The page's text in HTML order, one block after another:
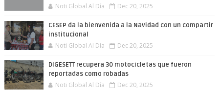
Noti Global Al Día Dec 20, 2025
CESEP da la bienvenida a la Navidad con un compartir
institucional
Noti Global Al Día Dec 20, 2025
DIGESETT recupera 30 motocicletas que fueron
reportadas como robadas
Noti Global Al Día Dec 20, 2025